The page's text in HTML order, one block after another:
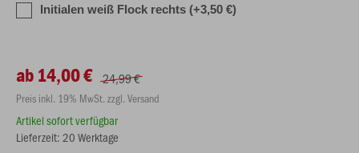
Initialen weiß Flock rechts (+3,50 €)
ab 14,00 € 24,99 €
Preis inkl. 19% MwSt. zzgl. Versand
Artikel sofort verfügbar
Lieferzeit: 20 Werktage